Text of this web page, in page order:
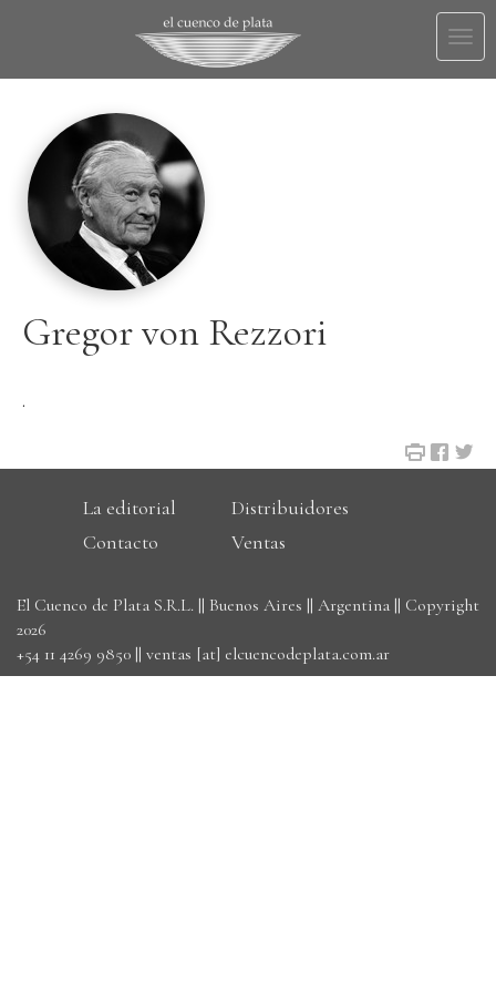
Gregor von Rezzori
.
La editorial
Distribuidores
Contacto
Ventas
El Cuenco de Plata S.R.L. || Buenos Aires || Argentina || Copyright
2026
+54 11 4269 9850 || ventas [at] elcuencodeplata.com.ar